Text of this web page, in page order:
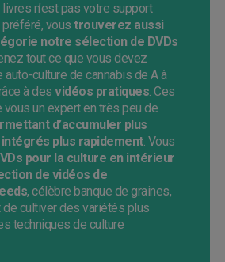
livres n’est pas votre support
préféré, vous trouverez aussi
notre sélection de DVDs
tout ce que vous devez
auto-culture de cannabis de A à
à desvidéos pratiques. Ces
un expert en très peu de
d’accumuler plus
plus rapidement. Vous
pour la culture en intérieur
de vidéos de
, célèbre banque de graines,
cultiver des variétés plus
techniques de culture